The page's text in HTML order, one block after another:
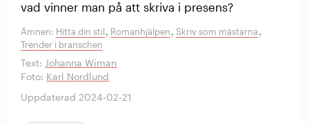
vad vinner man på att skriva i presens?
Ämnen: Hitta din stil, Romanhjälpen,Skriv som mästarna,
Trender i branschen
Text: Johanna Wiman
Foto: Karl Nordlund
Uppdaterad 2024-02-21